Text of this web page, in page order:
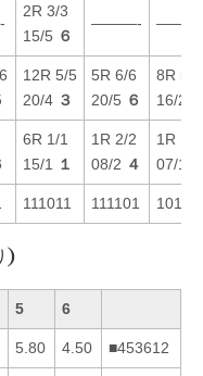
2R 3/3
15/5 ６
———-
12R 5/5
20/4 ３
5R 6/6
20/5 ６
8R 5/5
16/2
6R 1/1
15/1
１
1R 2/2
08/2 ４
1R 1/1
07/1
111011 111101
)
5 6
5.80 4.50 ■453612